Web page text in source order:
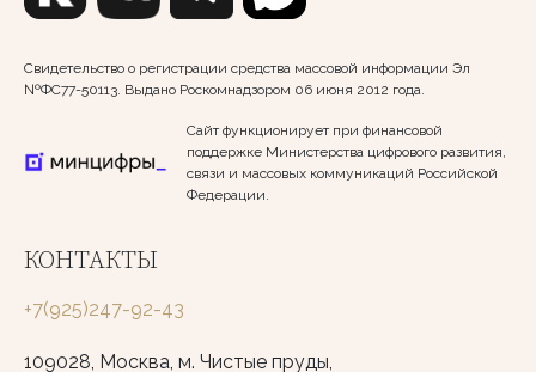
Свидетельство о регистрации средства массовой информации Эл
№ФС77-50113. Выдано Роскомнадзором 06 июня 2012 года.
Сайт функционирует при финансовой
поддержке Министерства цифрового развития,
связи и массовых коммуникаций Российской
Федерации.
КОНТАКТЫ
+7(925)247-92-43
109028, Москва, м. Чистые пруды,